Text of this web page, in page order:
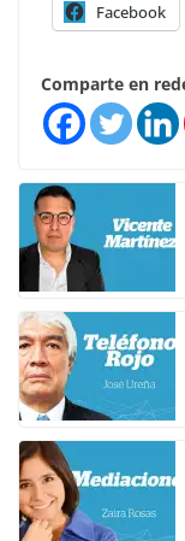
Facebook
Comparte en